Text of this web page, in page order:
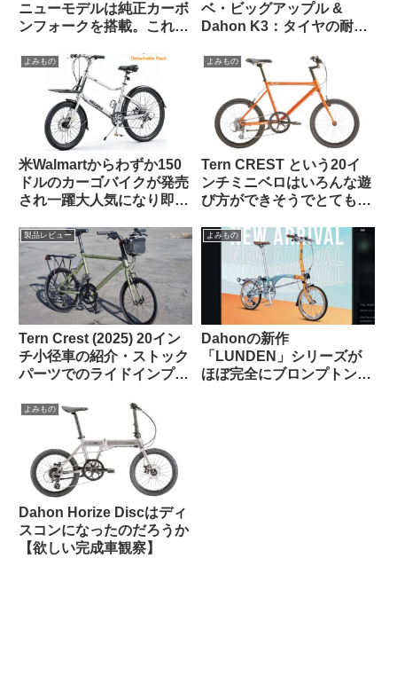
ニューモデルは純正カーボ
ンフォークを搭載。これで
ベ・ビッグアップル &
Dahon K3：タイヤの耐久
あったか
よみもの
米Walmartからわずか150
ドルのカーゴバイクが発売
され一躍大人気になり即日
よみもの
Tern CREST という20イ
ンチミニベロはいろんな遊
び方ができそうでとても気
察】
製品レビュー
Tern Crest (2025) 20イン
チ小径車の紹介・ストック
パーツでのライドインプレ
い上質なミニベロ】
よみもの
Dahonの新作
「LUNDEN」シリーズが
ほぼ完全にブロンプトンな
よみもの
Dahon Horize Discはディ
スコンになったのだろうか
【欲しい完成車観察】